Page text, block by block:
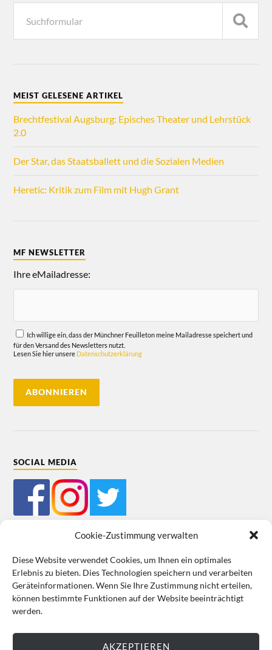
Cookie-Zustimmung verwalten
Diese Website verwendet Cookies, um Ihnen ein optimales
Erlebnis zu bieten. Dies Technologien speichern und verarbeiten
Geräteinformationen. Wenn Sie Ihre Zustimmung nicht erteilen,
können bestimmte Funktionen auf der Website beeinträchtigt
werden.
AKZEPTIEREN
MEIST GELESENE ARTIKEL
Brechtfestival Augsburg: Episches Theater und Lehrstück
2.0
Der Star, das Staatsballett und die Sozialen Medien
Heretic: Kritik zum Film mit Hugh Grant
MF NEWSLETTER
Ihre eMailadresse:
Ich willige ein, dass der Münchner Feuilleton meine Mailadresse speichert und
für den Versand des Newsletters nutzt.
Lesen Sie hier unsere Datenschutzerklärung
SOCIAL MEDIA
Mein Bestellkonto Kundeninformationen Datenschutz
Cookie-Richtlinie (EU) Impressum
VERTRAG WIDERRUFEN